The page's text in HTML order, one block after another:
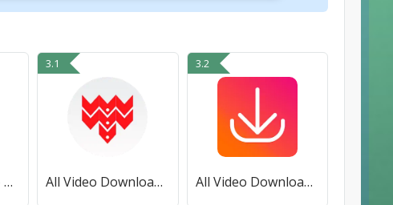
Tik Downloader - Video Scraper
3.1
All Video Downloader: Tube X
3.2
All Video Downloader App